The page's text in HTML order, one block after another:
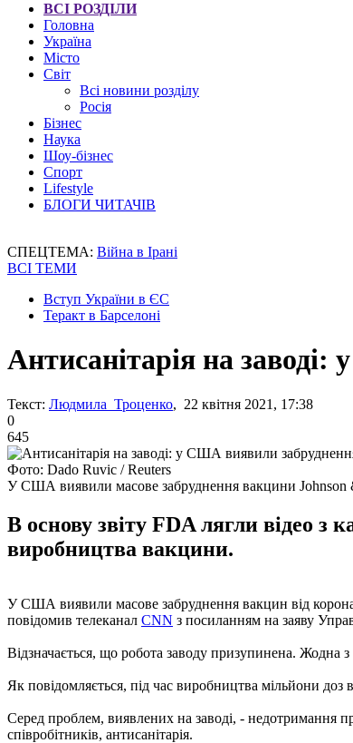
ВСІ РОЗДІЛИ
Головна
Україна
Місто
Світ
Всі новини розділу
Росія
Бізнес
Наука
Шоу-бізнес
Спорт
Lifestyle
БЛОГИ ЧИТАЧІВ
СПЕЦТЕМА: Війна в Ірані
ВСІ ТЕМИ
Вступ України в ЄС
Теракт в Барселоні
Антисанітарія на
Текст: Людмила Троценко, 22 квітня 2021, 17:38
0
645
Фото: Dado Ruvic / Reuters
У США виявили масове забруднення вакцини Johnson
В основу звіту FDA лягли відео з
виробництва вакцини.
У США виявили масове забруднення вакцин від
повідомив телеканал CNN з посиланням на заяву
Відзначається, що робота заводу призупинена. Жодна
Як повідомляється, під час виробництва мільйони
Серед проблем, виявлених на заводі, - недотримання
співробітників, антисанітарія.